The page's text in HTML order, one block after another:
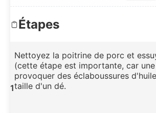
Étapes
1
Nettoyez la poitrine de porc et
(cette étape est importante, car
provoquer des éclaboussures
taille d'un dé.